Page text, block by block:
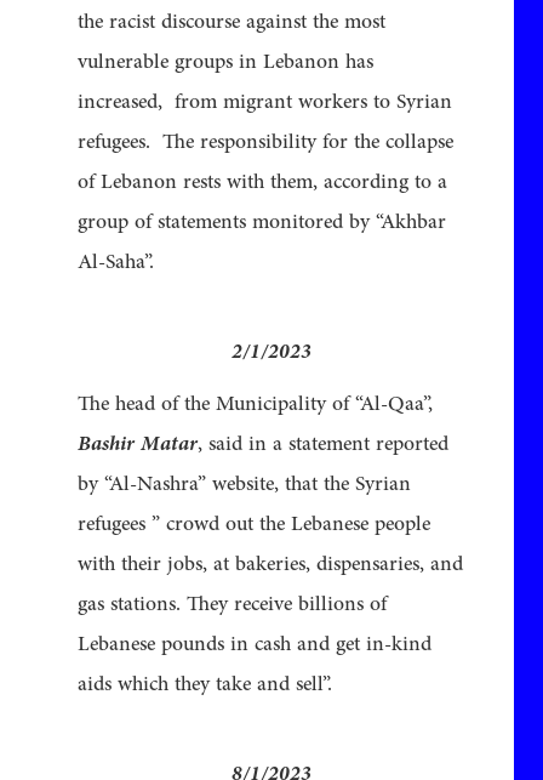
the racist discourse against the most
vulnerable groups in Lebanon has
increased, from migrant workers to Syrian
refugees. The responsibility for the collapse
of Lebanon rests with them, according to a
group of statements monitored by “Akhbar
Al-Saha”.
2/1/2023
The head of the Municipality of “Al-Qaa”,
Bashir Matar, said in a statement reported
by “Al-Nashra” website, that the Syrian
refugees ” crowd out the Lebanese people
with their jobs, at bakeries, dispensaries, and
gas stations. They receive billions of
Lebanese pounds in cash and get in-kind
aids which they take and sell”.